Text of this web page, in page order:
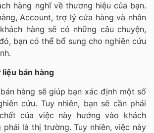
hàng nghĩ về thương hiệu của bạn.
Account, trợ lý cửa hàng và nhân
hàng sẽ có những câu chuyện,
bạn có thể bổ sung cho nghiên cứu
liệu bán hàng
hàng sẽ giúp bạn xác định một số
cứu. Tuy nhiên, bạn sẽ cần phải
của việc này hướng vào khách
phải là thị trường. Tuy nhiên, việc này